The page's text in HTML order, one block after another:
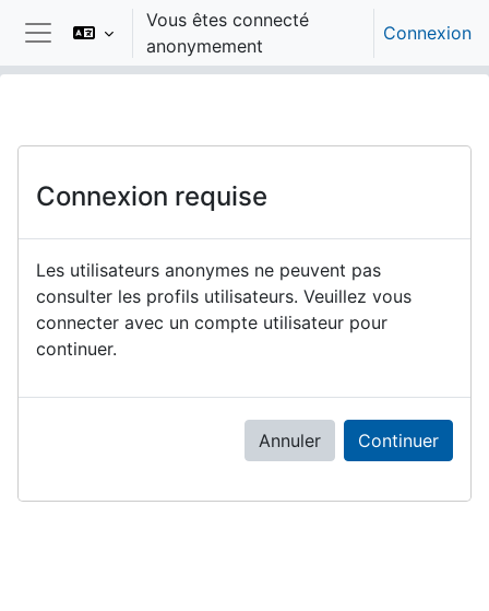
Passer au contenu principal
Panneau latéral
Vous êtes connecté
anonymement
Connexion
Connexion requise
Les utilisateurs anonymes ne peuvent pas
consulter les profils utilisateurs. Veuillez vous
connecter avec un compte utilisateur pour
continuer.
Annuler Continuer